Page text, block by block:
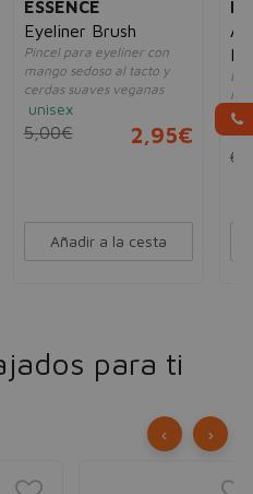
ESSENCE
Eyeliner Brush
Pincel para eyeliner con
mango sedoso al tacto y
cerdas suaves veganas
unisex
5,00€ 2,95€
Añadir a la cesta
All
para ti
‹ ›